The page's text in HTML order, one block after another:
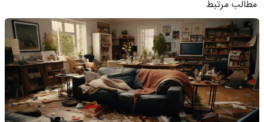
مطالب مرتبط